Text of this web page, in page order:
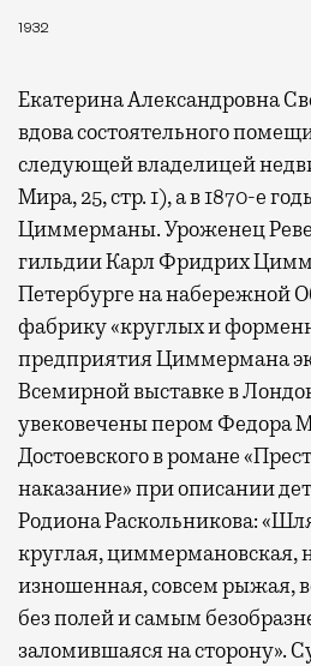
1932
Екатерина Александровна
вдова состоятельного
следующей владелицей
Мира, 25, стр. 1), а в 1870-е
Циммерманы. Уроженец
гильдии Карл Фридрих
Петербурге на набережной
фабрику «круглых и
предприятия Циммермана
Всемирной выставке в
увековечены пером Федора
Достоевского в романе
наказание» при описании
Родиона Раскольникова:
круглая, циммермановская,
изношенная, совсем рыжая,
без полей и самым
заломившаяся на сторону».